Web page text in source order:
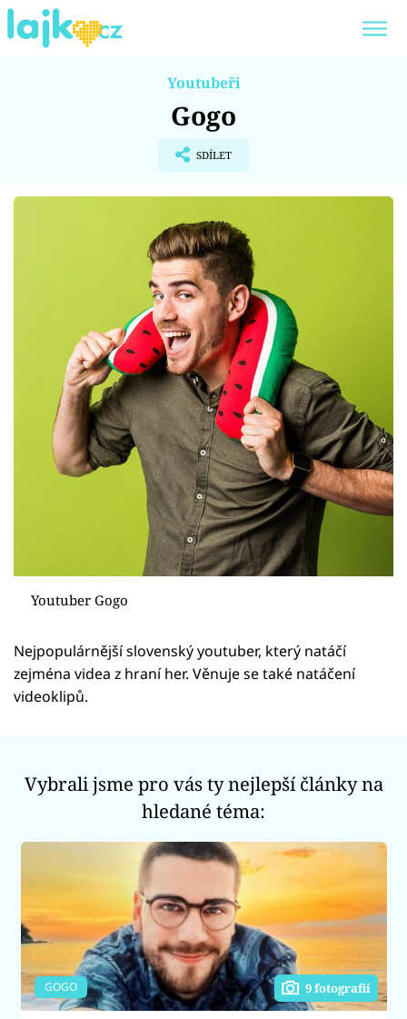
KARLOS VÉMOLA
ONLYFANS
CLASH OF THE STARS
Youtubeři
Virály
Sex a vztahy
Videa
Sledujte prima+
Youtubeři
Gogo
SDÍLET
Youtuber Gogo
Nejpopulárnější slovenský youtuber, který natáčí
zejména videa z hraní her. Věnuje se také natáčení
videoklipů.
Vybrali jsme pro vás ty nejlepší články na
hledané téma:
GOGO 9 fotografií